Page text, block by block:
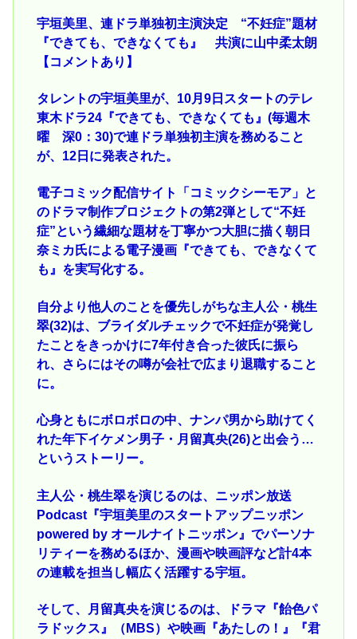
宇垣美里、連ドラ単独初主演決定 “不妊症”題材
『できても、できなくても』 共演に山中柔太朗
【コメントあり】
タレントの宇垣美里が、10月9日スタートのテレ
東木ドラ24『できても、できなくても』(毎週木
曜 深0：30)で連ドラ単独初主演を務めること
が、12日に発表された。
電子コミック配信サイト「コミックシーモア」と
のドラマ制作プロジェクトの第2弾として“不妊
症”という繊細な題材を丁寧かつ大胆に描く朝日
奈ミカ氏による電子漫画『できても、できなくて
も』を実写化する。
自分より他人のことを優先しがちな主人公・桃生
翠(32)は、ブライダルチェックで不妊症が発覚し
たことをきっかけに7年付き合った彼氏に振ら
れ、さらにはその噂が会社で広まり退職すること
に。
心身ともにボロボロの中、ナンパ男から助けてく
れた年下イケメン男子・月留真央(26)と出会う…
というストーリー。
主人公・桃生翠を演じるのは、ニッポン放送
Podcast『宇垣美里のスタートアップニッポン
powered by オールナイトニッポン』でパーソナ
リティーを務めるほか、漫画や映画評など計4本
の連載を担当し幅広く活躍する宇垣。
そして、月留真央を演じるのは、ドラマ『飴色パ
ラドックス』（MBS）や映画『あたしの！』『君